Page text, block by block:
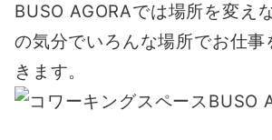
BUSO AGORAでは場所を変え
の気分でいろんな場所でお仕事
きます。